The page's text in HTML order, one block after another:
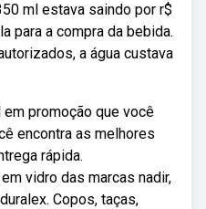
ml estava saindo por r$
para a compra da bebida.
a água custava
promoção que você
encontra as melhores
rápida.
vidro das marcas nadir,
Copos, taças,